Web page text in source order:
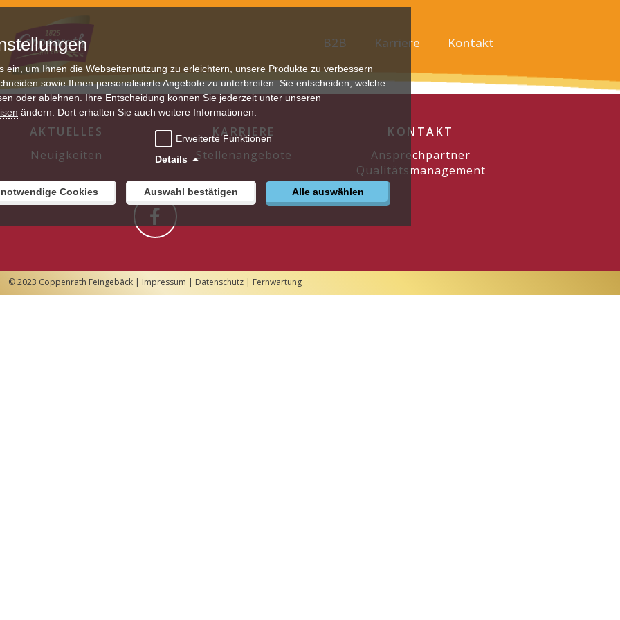
B2B Karriere Kontakt
AKTUELLES
Neuigkeiten
KARRIERE
Stellenangebote
KONTAKT
Ansprechpartner
Qualitätsmanagement
© 2023 Coppenrath Feingebäck | Impressum | Datenschutz | Fernwartung
ein, um Ihnen die Webseitennutzung zu erleichtern, unsere Produkte zu verbessern
sowie Ihnen personalisierte Angebote zu unterbreiten. Sie entscheiden, welche
oder ablehnen. Ihre Entscheidung können Sie jederzeit unter unseren
ändern. Dort erhalten Sie auch weitere Informationen.
Erweiterte Funktionen
Details
Cookies Auswahl bestätigen Alle auswählen